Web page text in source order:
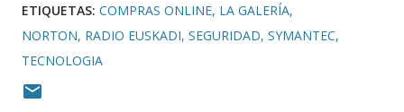
ETIQUETAS: COMPRAS ONLINE LA GALERÍA
NORTON RADIO EUSKADI SEGURIDAD SYMANTEC
TECNOLOGIA